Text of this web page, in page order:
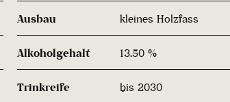
Ausbau kleines Holzfass
Alkoholgehalt 13.50 %
Trinkreife bis 2030